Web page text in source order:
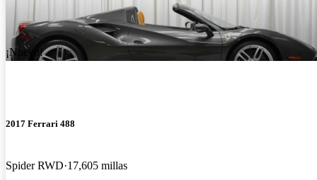
¡Nuevo!
2017 Ferrari 488
Spider RWD 17,605 millas